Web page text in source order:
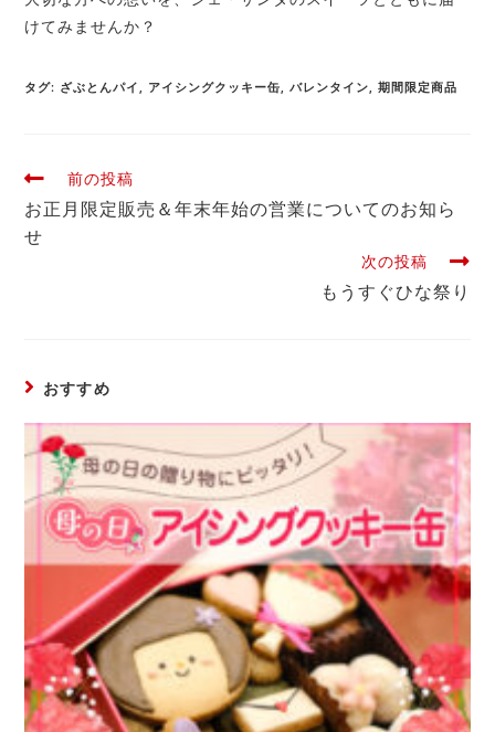
けてみませんか？
タグ: ざぶとんパイ, アイシングクッキー缶, バレンタイン, 期間限定商品
前の投稿
お正月限定販売＆年末年始の営業についてのお知ら
せ
次の投稿
もうすぐひな祭り
おすすめ